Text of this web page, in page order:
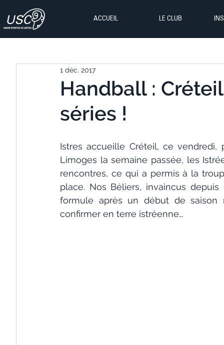
ACCUEIL LE CLUB
Handball :
séries !
1 déc. 2017
Istres accueille Créteil, ce
Limoges la semaine passée, les
rencontres, ce qui a permis à la
place. Nos Béliers, invaincus
formule après un début de saison
confirmer en terre istréenne…